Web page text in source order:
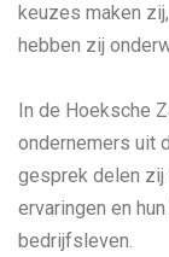
keuzes maken
hebben zij
In de Hoeksche
ondernemers uit
gesprek delen zij
ervaringen en
bedrijfsleven.